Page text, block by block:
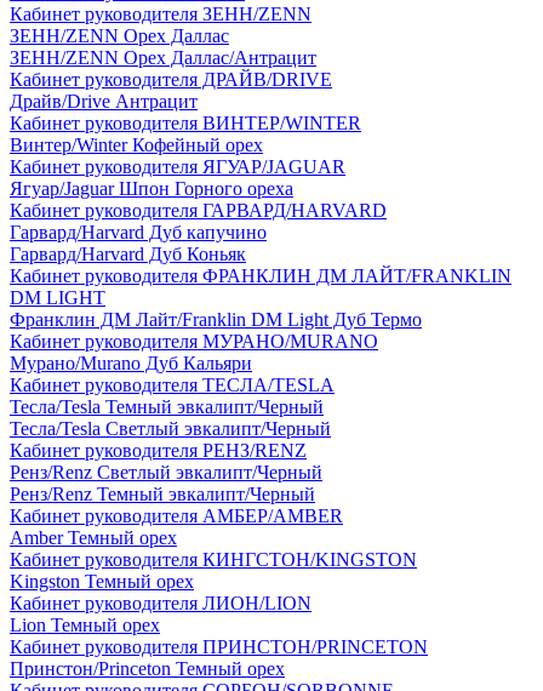
Кабинет руководителя ЗЕНН/ZENN
ЗЕНН/ZENN Орех Даллас
ЗЕНН/ZENN Орех Даллас/Антрацит
Кабинет руководителя ДРАЙВ/DRIVE
Драйв/Drive Антрацит
Кабинет руководителя ВИНТЕР/WINTER
Винтер/Winter Кофейный орех
Кабинет руководителя ЯГУАР/JAGUAR
Ягуар/Jaguar Шпон Горного ореха
Кабинет руководителя ГАРВАРД/HARVARD
Гарвард/Harvard Дуб капучино
Гарвард/Harvard Дуб Коньяк
Кабинет руководителя ФРАНКЛИН ДМ ЛАЙТ/FRANKLIN
DM LIGHT
Франклин ДМ Лайт/Franklin DM Light Дуб Термо
Кабинет руководителя МУРАНО/MURANO
Мурано/Murano Дуб Кальяри
Кабинет руководителя ТЕСЛА/TESLA
Тесла/Tesla Темный эвкалипт/Черный
Тесла/Tesla Светлый эвкалипт/Черный
Кабинет руководителя РЕНЗ/RENZ
Ренз/Renz Светлый эвкалипт/Черный
Ренз/Renz Темный эвкалипт/Черный
Кабинет руководителя АМБЕР/AMBER
Amber Темный орех
Кабинет руководителя КИНГСТОН/KINGSTON
Kingston Темный орех
Кабинет руководителя ЛИОН/LION
Lion Темный орех
Кабинет руководителя ПРИНСТОН/PRINCETON
Принстон/Princeton Темный орех